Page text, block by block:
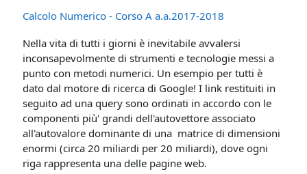
Calcolo Numerico - Corso A a.a.2017-2018
Nella vita di tutti i giorni è inevitabile avvalersi
inconsapevolmente di strumenti e tecnologie messi a
punto con metodi numerici. Un esempio per tutti è
dato dal motore di ricerca di Google! I link restituiti in
seguito ad una query sono ordinati in accordo con le
componenti più' grandi dell'autovettore associato
all'autovalore dominante di una matrice di dimensioni
enormi (circa 20 miliardi per 20 miliardi), dove ogni
riga rappresenta una delle pagine web.